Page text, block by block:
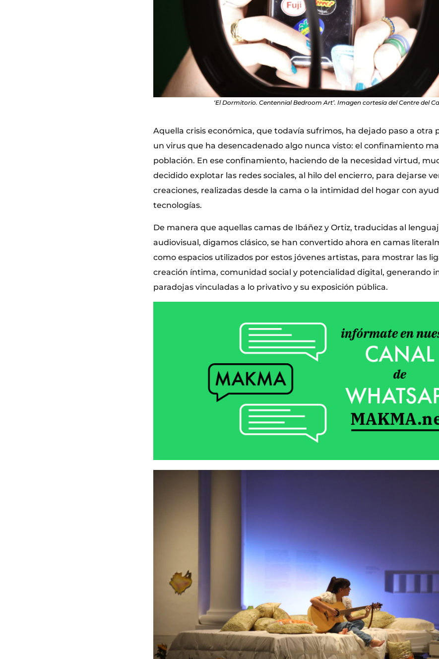
‘El Dormitorio. Centennial Bedroom Art’. Imagen cortesía del Centre del
Aquella crisis económica, que todavía sufrimos, ha dejado paso a otra
un virus que ha desencadenado algo nunca visto: el confinamiento
población. En ese confinamiento, haciendo de la necesidad virtud,
decidido explotar las redes sociales, al hilo del encierro, para dejarse
creaciones, realizadas desde la cama o la intimidad del hogar con
tecnologías.
De manera que aquellas camas de Ibáñez y Ortiz, traducidas al
audiovisual, digamos clásico, se han convertido ahora en camas
como espacios utilizados por estos jóvenes artistas, para mostrar las
creación íntima, comunidad social y potencialidad digital, generando
paradojas vinculadas a lo privativo y su exposición pública.